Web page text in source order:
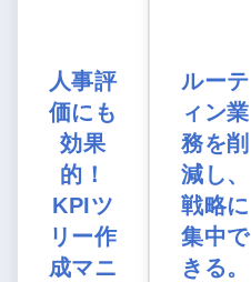
人事評
価にも
効果
的！
KPIツ
リー作
成マニ
ルーテ
ィン業
務を削
減し、
戦略に
集中で
きる。